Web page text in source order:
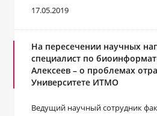
17.05.2019
На пересечении научных
специалист по
Алексеев – о проблемах
Университете ИТМО
Ведущий научный сотрудник